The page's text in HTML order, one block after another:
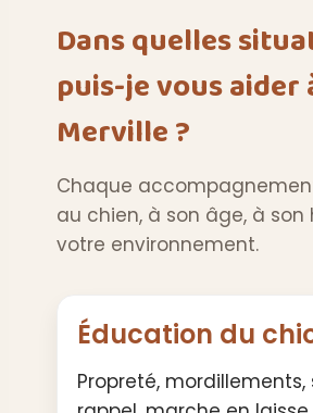
Dans quelles
puis-je vous aider
Merville ?
Chaque
au chien, à son âge, à son
votre environnement.
Éducation du
Propreté, mordillements,